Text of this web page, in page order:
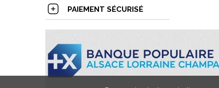
PAIEMENT SÉCURISÉ